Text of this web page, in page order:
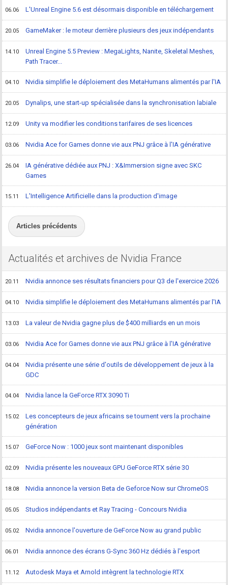
06.06 L'Unreal Engine 5.6 est désormais disponible en téléchargement
20.05 GameMaker : le moteur derrière plusieurs des jeux indépendants
14.10
Unreal Engine 5.5 Preview : MegaLights, Nanite, Skeletal Meshes,
Path Tracer...
04.10 Nvidia simplifie le déploiement des MetaHumans alimentés par l'IA
20.05 Dynalips, une start-up spécialisée dans la synchronisation labiale
12.09 Unity va modifier les conditions tarifaires de ses licences
03.06 Nvidia Ace for Games donne vie aux PNJ grâce à l'IA générative
26.04
IA générative dédiée aux PNJ : X&Immersion signe avec SKC
Games
15.11 L'Intelligence Artificielle dans la production d'image
Articles précédents
Actualités et archives de Nvidia France
20.11 Nvidia annonce ses résultats financiers pour Q3 de l'exercice 2026
04.10 Nvidia simplifie le déploiement des MetaHumans alimentés par l'IA
13.03 La valeur de Nvidia gagne plus de $400 milliards en un mois
03.06 Nvidia Ace for Games donne vie aux PNJ grâce à l'IA générative
04.04
Nvidia présente une série d'outils de développement de jeux à la
GDC
04.04 Nvidia lance la GeForce RTX 3090 Ti
15.02
Les concepteurs de jeux africains se tournent vers la prochaine
génération
15.07 GeForce Now : 1000 jeux sont maintenant disponibles
02.09 Nvidia présente les nouveaux GPU GeForce RTX série 30
18.08 Nvidia annonce la version Beta de Geforce Now sur ChromeOS
05.05 Studios indépendants et Ray Tracing - Concours Nvidia
05.02 Nvidia annonce l'ouverture de GeForce Now au grand public
06.01 Nvidia annonce des écrans G-Sync 360 Hz dédiés à l'esport
11.12 Autodesk Maya et Arnold intègrent la technologie RTX